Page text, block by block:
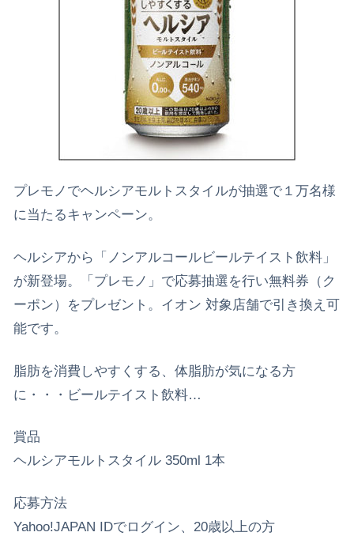
プレモノでヘルシアモルトスタイルが抽選で１万名様
に当たるキャンペーン。
ヘルシアから「ノンアルコールビールテイスト飲料」
が新登場。「プレモノ」で応募抽選を行い無料券（ク
ーポン）をプレゼント。イオン 対象店舗で引き換え可
能です。
脂肪を消費しやすくする、体脂肪が気になる方
に・・・ビールテイスト飲料…
賞品
ヘルシアモルトスタイル 350ml 1本
応募方法
Yahoo!JAPAN IDでログイン、20歳以上の方